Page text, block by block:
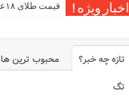
اخبار ویژه ! قیمت طلای ۱۸عیار ۲۵ فروردین ۱۴۰۴
تازه چه خبر؟ محبوب ترین ها
تگ